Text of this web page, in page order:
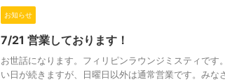
お知らせ
7/21 営業しております！
お世話になります。フィリピンラウンジミスティです
い日が続きますが、日曜日以外は通常営業です。みな